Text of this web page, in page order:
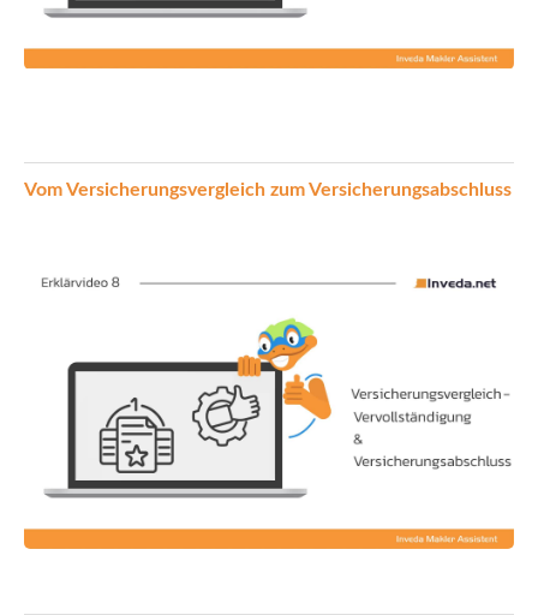
Vom Versicherungsvergleich zum Versicherungsabschluss